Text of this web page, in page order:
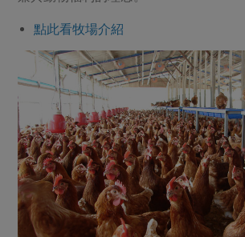
點此看牧場介紹